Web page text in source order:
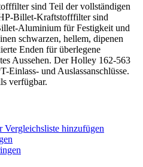
sind Teil der vollständigen
Billet-Kraftstofffilter sind
Aluminium für Festigkeit und
schwarzen, hellem, dipenen
Enden für überlegene
Aussehen. Der Holley 162-563
Einlass- und Auslassanschlüsse.
verfügbar.
Vergleichsliste hinzufügen